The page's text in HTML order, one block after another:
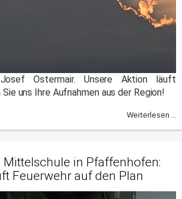
Ostermair. Unsere Aktion läuft
uns Ihre Aufnahmen aus der Region!
Weiterlesen ...
Mittelschule in Pfaffenhofen:
Feuerwehr auf den Plan